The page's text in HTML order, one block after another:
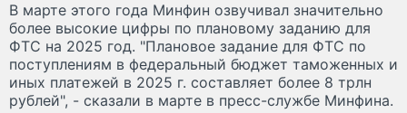
В марте этого года Минфин озвучивал значительно
более высокие цифры по плановому заданию для
ФТС на 2025 год. "Плановое задание для ФТС по
поступлениям в федеральный бюджет таможенных и
иных платежей в 2025 г. составляет более 8 трлн
рублей", - сказали в марте в пресс-службе Минфина.